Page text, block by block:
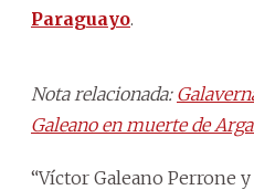
Paraguayo.
Nota relacionada:
Galeano en muerte de
“Víctor Galeano Perrone